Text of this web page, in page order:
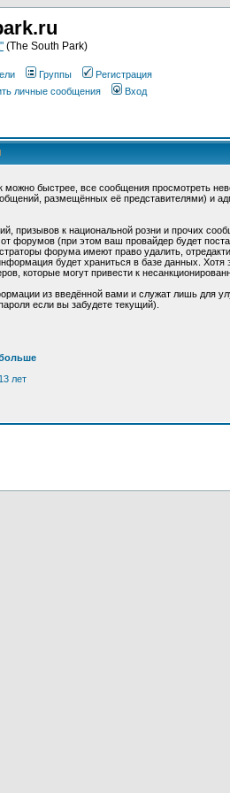
(The South Park)
Группы
Регистрация
личные сообщения Вход
быстрее, все сообщения просмотреть
размещённых её представителями) и
призывов к национальной розни и прочих
форумов (при этом ваш провайдер будет
форума имеют право удалить,
будет храниться в базе данных. Хотя
которые могут привести к
из введённой вами и служат лишь для
если вы забудете текущий).
13 лет